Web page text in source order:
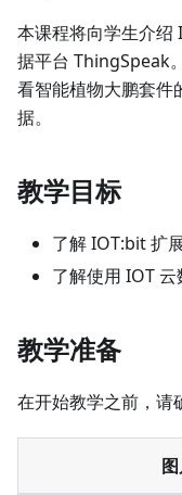
本课程将向学生介绍
据平台 ThingSpeak
看智能植物大鹏套件
据。
教学目标
了解 IOT:bit 扩
了解使用 IOT 云
教学准备
在开始教学之前，请